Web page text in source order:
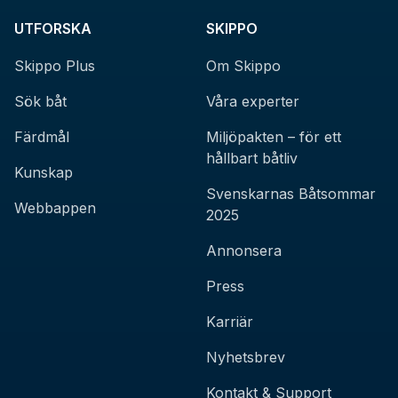
UTFORSKA
Skippo Plus
Sök båt
Färdmål
Kunskap
Webbappen
SKIPPO
Om Skippo
Våra experter
Miljöpakten – för ett
hållbart båtliv
Svenskarnas Båtsommar
2025
Annonsera
Press
Karriär
Nyhetsbrev
Kontakt & Support